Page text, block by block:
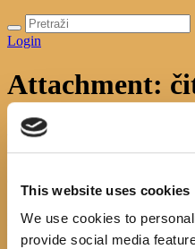
This website uses cookies
We use cookies to
provide social media
Login
Attachment:
Početna
Četvrti susret u
Next item čitaj
No image description ...